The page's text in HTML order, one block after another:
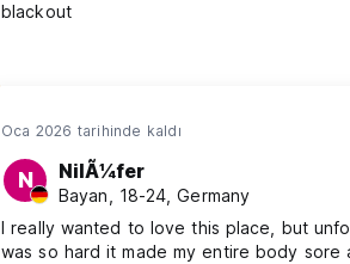
blackout
Oca 2026 tarihinde kaldı
N NilÃ¼fer
Bayan, 18-24, Germany
I really wanted to love this place, but unfortunately I couldn’t. The mattress
was so hard it made my entire body